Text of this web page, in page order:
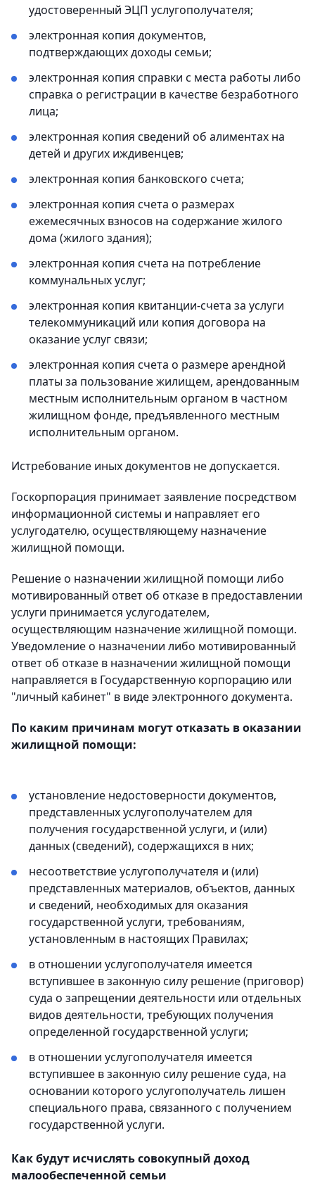
удостоверенный ЭЦП услугополучателя;
электронная копия документов,
подтверждающих доходы семьи;
электронная копия справки с места работы либо
справка о регистрации в качестве безработного
лица;
электронная копия сведений об алиментах на
детей и других иждивенцев;
электронная копия банковского счета;
электронная копия счета о размерах
ежемесячных взносов на содержание жилого
дома (жилого здания);
электронная копия счета на потребление
коммунальных услуг;
электронная копия квитанции-счета за услуги
телекоммуникаций или копия договора на
оказание услуг связи;
электронная копия счета о размере арендной
платы за пользование жилищем, арендованным
местным исполнительным органом в частном
жилищном фонде, предъявленного местным
исполнительным органом.
Истребование иных документов не допускается.
Госкорпорация принимает заявление посредством
информационной системы и направляет его
услугодателю, осуществляющему назначение
жилищной помощи.
Решение о назначении жилищной помощи либо
мотивированный ответ об отказе в предоставлении
услуги принимается услугодателем,
осуществляющим назначение жилищной помощи.
Уведомление о назначении либо мотивированный
ответ об отказе в назначении жилищной помощи
направляется в Государственную корпорацию или
"личный кабинет" в виде электронного документа.
По каким причинам могут отказать в оказании
жилищной помощи:
установление недостоверности документов,
представленных услугополучателем для
получения государственной услуги, и (или)
данных (сведений), содержащихся в них;
несоответствие услугополучателя и (или)
представленных материалов, объектов, данных
и сведений, необходимых для оказания
государственной услуги, требованиям,
установленным в настоящих Правилах;
в отношении услугополучателя имеется
вступившее в законную силу решение (приговор)
суда о запрещении деятельности или отдельных
видов деятельности, требующих получения
определенной государственной услуги;
в отношении услугополучателя имеется
вступившее в законную силу решение суда, на
основании которого услугополучатель лишен
специального права, связанного с получением
государственной услуги.
Как будут исчислять совокупный доход
малообеспеченной семьи